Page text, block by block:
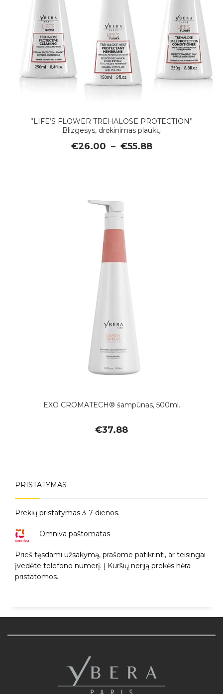
”LIFE’S FLOWER TREHALOSE PROTECTION”
Blizgesys, drėkinimas plaukų
€26.00 – €55.88
EXO CROMATECH® šampūnas, 500ml.
€37.88
PRISTATYMAS
Prekių pristatymas 3-7 dienos.
Omniva paštomatas
Prieš tęsdami užsakymą, prašome patikrinti, ar teisingai
įvedėte telefono numerį. Į Kuršių neriją prekės nėra
pristatomos.